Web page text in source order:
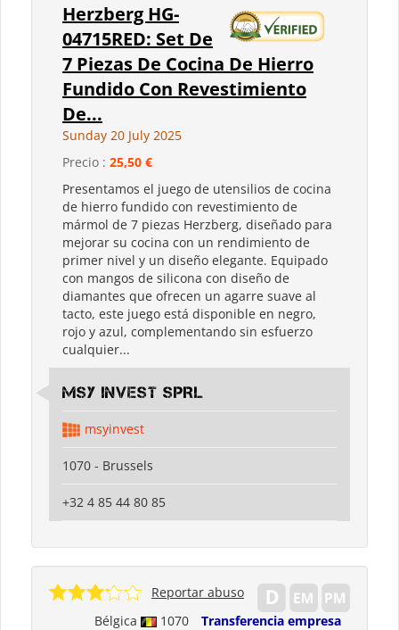
Herzberg HG-
04715RED: Set De
7 Piezas De Cocina De Hierro
Fundido Con Revestimiento
De...
Sunday 20 July 2025
Precio : 25,50 €
Presentamos el juego de utensilios de cocina
de hierro fundido con revestimiento de
mármol de 7 piezas Herzberg, diseñado para
mejorar su cocina con un rendimiento de
primer nivel y un diseño elegante. Equipado
con mangos de silicona con diseño de
diamantes que ofrecen un agarre suave al
tacto, este juego está disponible en negro,
rojo y azul, complementando sin esfuerzo
cualquier...
MSY INVEST SPRL
msyinvest
1070 - Brussels
+32 4 85 44 80 85
Bélgica 1070 Transferencia empresa
Reportar abuso